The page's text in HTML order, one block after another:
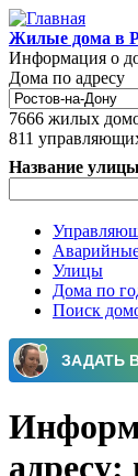
Перейти к
Жилые дома в
Информация о
Дома по адресу
7666 жилых
811
Название
Главное
Улицы
Дома по
Поиск
адресу: